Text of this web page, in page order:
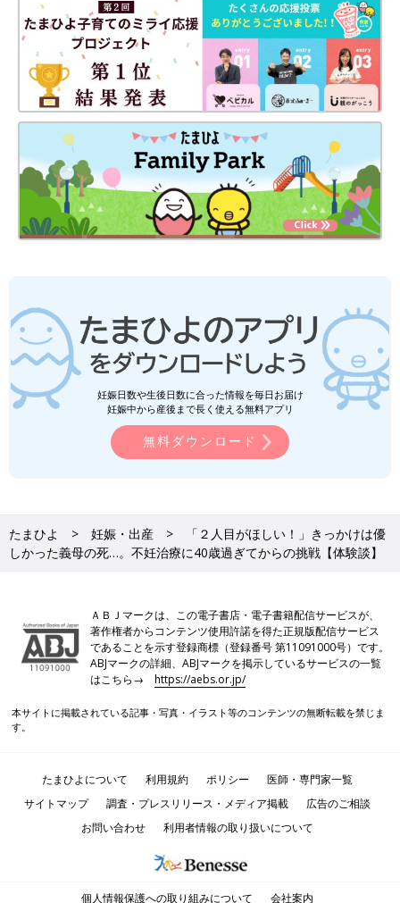
妊娠日数や生後日数に合った情報を毎日お届け
妊娠中から産後まで長く使える無料アプリ
無料ダウンロード
たまひよ 妊娠・出産
「２人目がほしい！」きっかけは優
しかった義母の死…。不妊治療に40歳過ぎてからの挑戦【体験談】
ＡＢＪマークは、この電子書店・電子書籍配信サービスが、
著作権者からコンテンツ使用許諾を得た正規版配信サービス
であることを示す登録商標（登録番号 第11091000号）です。
ABJマークの詳細、ABJマークを掲示しているサービスの一覧
はこちら→https://aebs.or.jp/
本サイトに掲載されている記事・写真・イラスト等のコンテンツの無断転載を禁じま
す。
たまひよについて 利用規約 ポリシー
医師・専門家一覧
サイトマップ
調査・プレスリリース・メディア掲載
広告のご相談
お問い合わせ
利用者情報の取り扱いについて
個人情報保護への取り組みについて 会社案内